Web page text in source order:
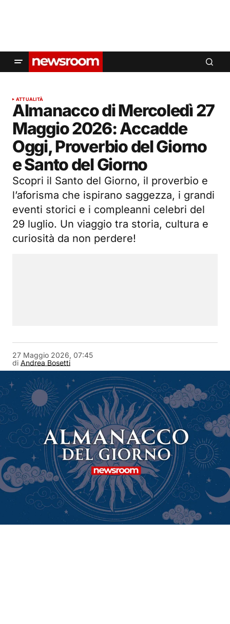
ATTUALITÀ
Almanacco di Mercoledì 27
Maggio 2026: Accadde
Oggi, Proverbio del Giorno
e Santo del Giorno
Scopri il Santo del Giorno, il proverbio e
l’aforisma che ispirano saggezza, i grandi
eventi storici e i compleanni celebri del
29 luglio. Un viaggio tra storia, cultura e
curiosità da non perdere!
di Andrea Bosetti
27 Maggio 2026, 07:45